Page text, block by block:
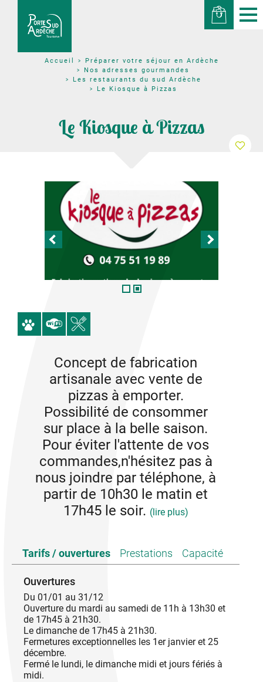
Accueil
Préparer votre séjour en Ardèche
Nos adresses gourmandes
Les restaurants du sud Ardèche
Le Kiosque à Pizzas
Le Kiosque à Pizzas
Concept de fabrication
artisanale avec vente de
pizzas à emporter.
Possibilité de consommer
sur place à la belle saison.
Pour éviter l'attente de vos
commandes,n'hésitez pas à
nous joindre par téléphone, à
partir de 10h30 le matin et
17h45 le soir. (lire plus)
proposer une quarantaine de pizzas garnies de
produits frais allant des plus classiques au plus
Tarifs / ouvertures Prestations Capacité
Ouvertures
Du 01/01 au 31/12
Ouverture du mardi au samedi de 11h à 13h30 et
de 17h45 à 21h30.
Le dimanche de 17h45 à 21h30.
Fermetures exceptionnelles les 1er janvier et 25
décembre.
Fermé le lundi, le dimanche midi et jours fériés à
midi.